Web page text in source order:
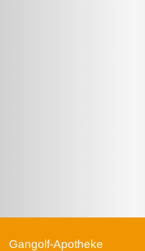
Gangolf-Apotheke